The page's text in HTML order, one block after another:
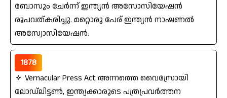
ബോസും ചേര്‍ന്ന്‌ ഇന്ത്യന്‍ അസോസിയേഷന്‍
രൂപവത്കരിച്ചു. മറ്റൊരു പേര്‌ ഇന്ത്യന്‍ നാഷണല്‍
അസ്വോസിയേഷന്‍.
1878
🔅 Vernacular Press Act അന്നത്തെ വൈസ്രോയി
ലോഡ്‌ലിട്ടണ്‍, ഇന്ത്യക്കാരുടെ പത്രപ്രവര്‍ത്തന